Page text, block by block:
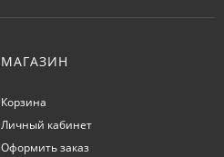
МАГАЗИН
Корзина
Личный кабинет
Оформить заказ